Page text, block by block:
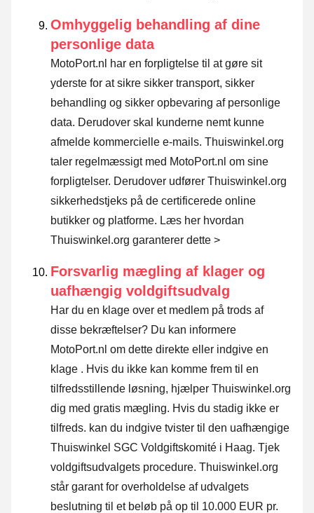
Omhyggelig behandling af dine
personlige data
MotoPort.nl har en forpligtelse til at gøre sit
yderste for at sikre sikker transport, sikker
behandling og sikker opbevaring af personlige
data. Derudover skal kunderne nemt kunne
afmelde kommercielle e-mails. Thuiswinkel.org
taler regelmæssigt med MotoPort.nl om sine
forpligtelser. Derudover udfører Thuiswinkel.org
sikkerhedstjeks på de certificerede online
butikker og platforme. Læs her hvordan
Thuiswinkel.org garanterer dette >
Forsvarlig mægling af klager og
uafhængig voldgiftsudvalg
Har du en klage over et medlem på trods af
disse bekræftelser? Du kan informere
MotoPort.nl om dette direkte eller indgive en
klage . Hvis du ikke kan komme frem til en
tilfredsstillende løsning, hjælper Thuiswinkel.org
dig med gratis mægling. Hvis du stadig ikke er
tilfreds. kan du indgive tvister til den uafhængige
Thuiswinkel SGC Voldgiftskomité i Haag. Tjek
voldgiftsudvalgets procedure. Thuiswinkel.org
står garant for overholdelse af udvalgets
beslutning til et beløb på op til 10.000 EUR pr.